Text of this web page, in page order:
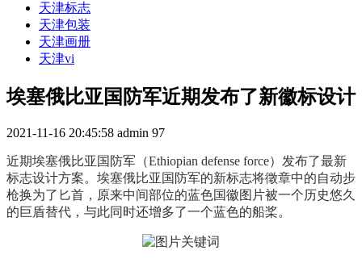
天津标志
天津包装
天津画册
天津vi
埃塞俄比亚国防军近期发布了新徽标设计
2021-11-16 20:45:58 admin 97
近期埃塞俄比亚国防军 （Ethiopian defense force） 发布了最新
标志设计方案。 埃塞俄比亚国防军的新标志将徵章中的自动步
枪换为了匕首，原来中间部位的蓝色国徽图片被一个历史悠久
的巨盾替代，与此同时还增多了一个蓝色的船桨。